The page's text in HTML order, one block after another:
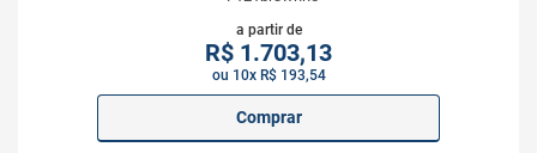
a partir de
R$ 1.703,13
ou 10x R$ 193,54
Comprar